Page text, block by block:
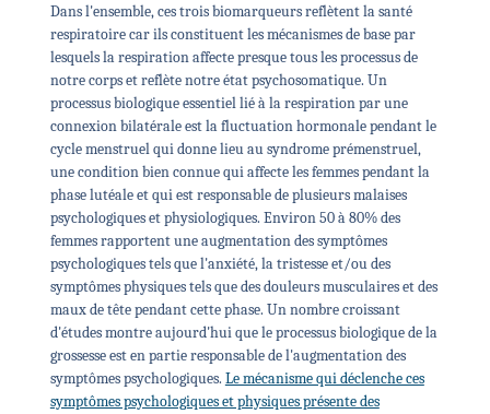
Dans l'ensemble, ces trois biomarqueurs reflètent la santé
respiratoire car ils constituent les mécanismes de base par
lesquels la respiration affecte presque tous les processus de
notre corps et reflète notre état psychosomatique. Un
processus biologique essentiel lié à la respiration par une
connexion bilatérale est la fluctuation hormonale pendant le
cycle menstruel qui donne lieu au syndrome prémenstruel,
une condition bien connue qui affecte les femmes pendant la
phase lutéale et qui est responsable de plusieurs malaises
psychologiques et physiologiques. Environ 50 à 80% des
femmes rapportent une augmentation des symptômes
psychologiques tels que l'anxiété, la tristesse et/ou des
symptômes physiques tels que des douleurs musculaires et des
maux de tête pendant cette phase. Un nombre croissant
d'études montre aujourd'hui que le processus biologique de la
grossesse est en partie responsable de l'augmentation des
symptômes psychologiques. Le mécanisme qui déclenche ces
symptômes psychologiques et physiques présente des